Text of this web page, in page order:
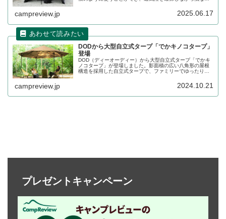
で、表面にはPUコーティング処理が施されています。詳細
campreview.jp 2025.06.17
DODから大型自立式タープ「でかキノコタープ」
登場
DOD（ディーオーディー）から大型自立式タープ「でかキ
ノコタープ」が登場しました。影面積の広い八角形の屋根
構造を採用した自立式タープで、ファミリーでゆったり使
プション製品として専用サイドパネルも同時発売されま
campreview.jp 2024.10.21
プレゼントキャンペーン